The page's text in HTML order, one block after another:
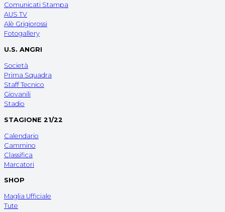
Comunicati Stampa
AUS TV
Alè Grigiorossi
Fotogallery
U.S. ANGRI
Società
Prima Squadra
Staff Tecnico
Giovanili
Stadio
STAGIONE 21/22
Calendario
Cammino
Classifica
Marcatori
SHOP
Maglia Ufficiale
Tute